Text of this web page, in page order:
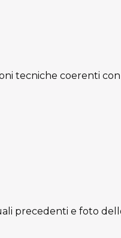
tecniche coerenti con
precedenti e foto